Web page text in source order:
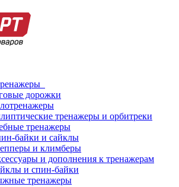
дорожки
тренажеры и орбитреки
тренажеры
байки и сайклы
и климберы
и дополнения к тренажерам
и спин-байки
тренажеры